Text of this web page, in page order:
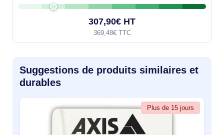
307,90€ HT
369,48€ TTC
Suggestions de produits similaires et
durables
Plus de 15 jours